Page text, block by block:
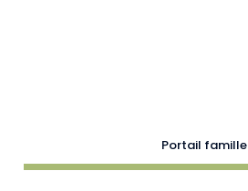
Portail famille